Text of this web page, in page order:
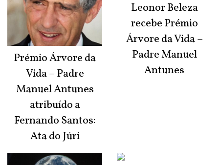
Prémio Árvore da
Vida – Padre
Manuel Antunes
atribuído a
Fernando Santos:
Ata do Júri
Leonor Beleza
recebe Prémio
Árvore da Vida –
Padre Manuel
Antunes